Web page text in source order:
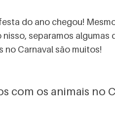
do ano chegou!
nisso, separamos
no Carnaval são muitos!
com os animais no